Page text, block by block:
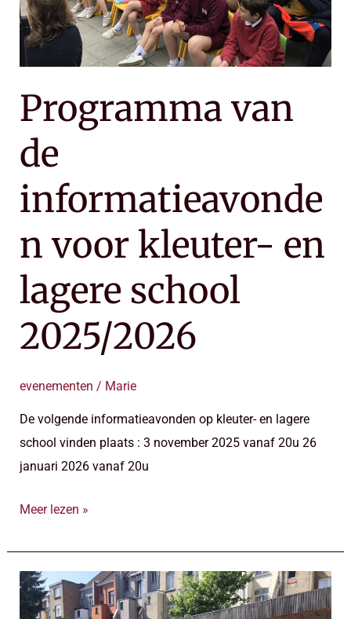
Programma van
de
informatieavonde
n voor kleuter- en
lagere school
2025/2026
evenementen / Marie
De volgende informatieavonden op kleuter- en lagere
school vinden plaats : 3 november 2025 vanaf 20u 26
januari 2026 vanaf 20u
lagere
school
2025/2026
Meer lezen »
Kleuter-
en